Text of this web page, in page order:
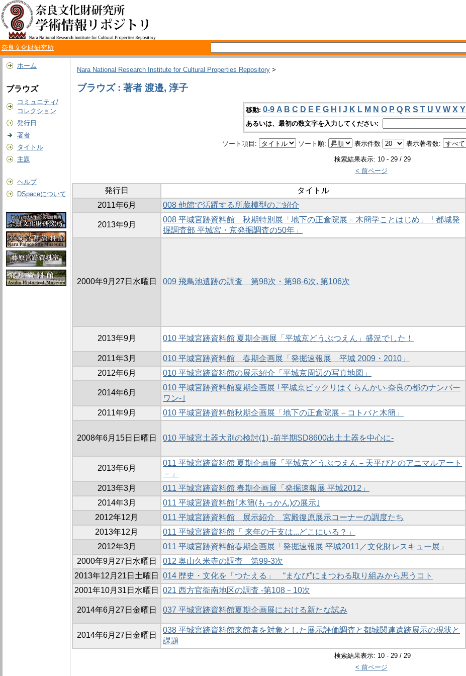
奈良文化財研究所
ホーム
ブラウズ
コミュニティ/
コレクション
発行日
著者
タイトル
主題
ヘルプ
DSpaceについて
Nara National Research Institute for Cultural Properties Repository >
ブラウズ : 著者 渡邉, 淳子
移動: 0-9 A B C D E F G H J K L M N O P Q R S T U V W X Y
あるいは、最初の数文字を入力してください:
ソート項目: ソート順: 表示件数 表示著者数:
検索結果表示: 10 - 29 / 29
< 前ページ
発行日 タイトル
2011年6月
008 他館で活躍する所蔵模型のご紹介
2013年9月
008 平城宮跡資料館 秋期特別展「地下の正倉院展－木簡学ことはじめ」「都城発
掘調査部 平城宮・京発掘調査の50年」
2000年9月27日水曜日 009 飛鳥池遺跡の調査 第98次・第98-6次､第106次
2013年9月 010 平城宮跡資料館 夏期企画展「平城京どうぶつえん」盛況でした！
2011年3月
010 平城宮跡資料館 春期企画展「発掘速報展 平城 2009・2010」
2012年6月
010 平城宮跡資料館の展示紹介「平城京周辺の写真地図」
2014年6月
010 平城宮跡資料館夏期企画展 ｢平城京ビックリはくらんかい-奈良の都のナンバー
ワン-｣
2011年9月
010 平城宮跡資料館秋期企画展「地下の正倉院展－コトバと木簡」
2008年6月15日日曜日 010 平城宮土器大別の検討(1) -前半期SD8600出土土器を中心に-
2013年6月
011 平城宮跡資料館 夏期企画展「平城京どうぶつえん－天平びとのアニマルアート
－」
2013年3月
011 平城宮跡資料館 春期企画展「発掘速報展 平城2012」
2014年3月
011 平城宮跡資料館｢木簡(もっかん)の展示｣
2012年12月
011 平城宮跡資料館 展示紹介 宮殿復原展示コーナーの調度たち
2013年12月
011 平城宮跡資料館「 来年の干支は...どこにいる？」
2012年3月
011 平城宮跡資料館春期企画展「発掘速報展 平城2011／文化財レスキュー展」
2000年9月27日水曜日
012 奥山久米寺の調査 第99-3次
2013年12月21日土曜日
014 歴史・文化を「つたえる」 “まなび”にまつわる取り組みから思うコト
2001年10月31日水曜日
021 西方官衙南地区の調査 -第108－10次
2014年6月27日金曜日 037 平城宮跡資料館夏期企画展における新たな試み
2014年6月27日金曜日
038 平城宮跡資料館来館者を対象とした展示評価調査と都城関連遺跡展示の現状と
課題
検索結果表示: 10 - 29 / 29
< 前ページ